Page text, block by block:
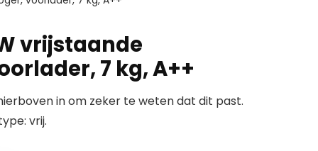
vrijstaande
7 kg, A++
in om zeker te weten dat dit past.
vrij.